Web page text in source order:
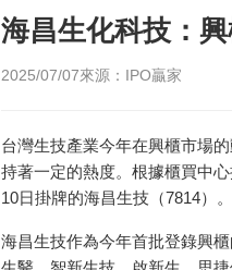
海昌生化科技：
2025/07/07來源：IPO贏家
台灣生技產業今年在興櫃市場
持著一定的熱度。根據櫃買中
10日掛牌的海昌生技（7814）。
海昌生技作為今年首批登錄興